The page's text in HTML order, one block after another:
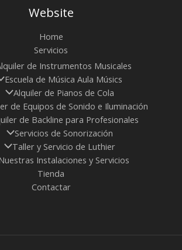
Website
Home
Servicios
de Instrumentos Musicales
Escuela de Música Aula Músics
Alquiler de Pianos de Cola
de Equipos de Sonido e Iluminación
de Backline para Profesionales
Servicios de Sonorización
Taller y Servicio de Luthier
Instalaciones y Servicios
Tienda
Contactar